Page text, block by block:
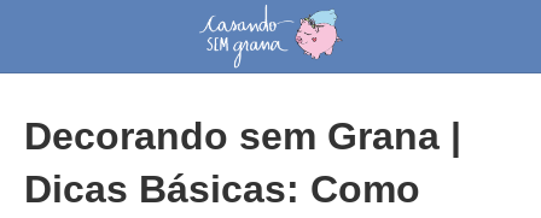
Decorando sem Grana |
Dicas Básicas: Como